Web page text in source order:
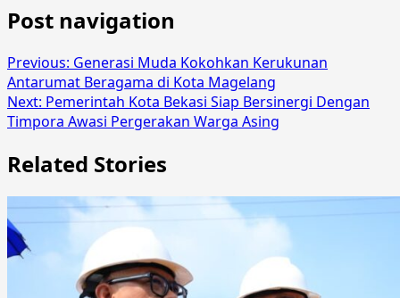
Post navigation
Previous: Generasi Muda Kokohkan Kerukunan
Antarumat Beragama di Kota Magelang
Next: Pemerintah Kota Bekasi Siap Bersinergi Dengan
Timpora Awasi Pergerakan Warga Asing
Related Stories